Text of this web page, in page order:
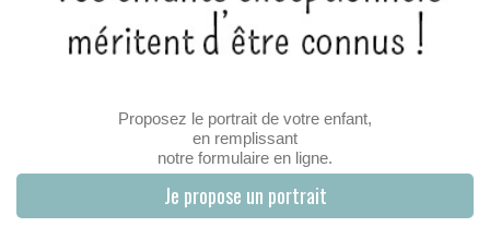
Proposez le portrait de votre enfant,
en remplissant
notre formulaire en ligne.
Je propose un portrait